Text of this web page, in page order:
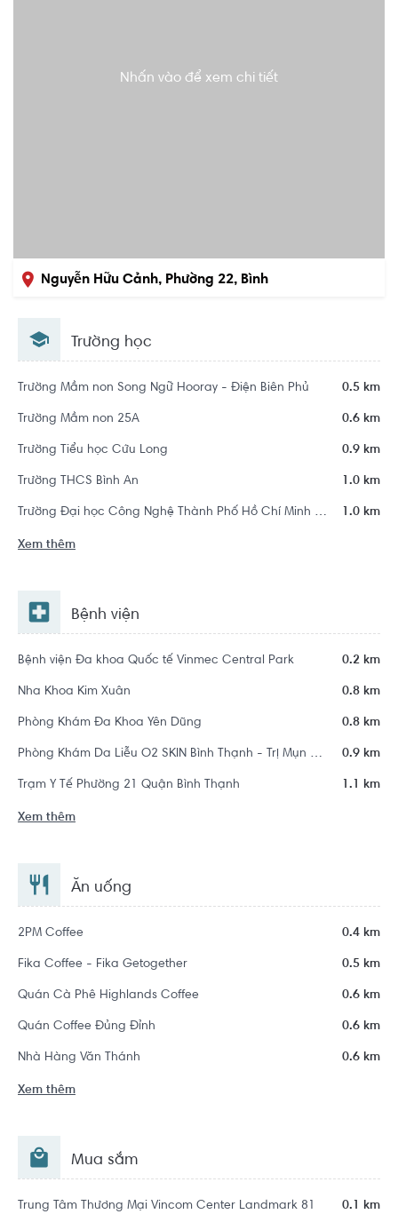
Nhấn vào để xem chi tiết
Nguyễn Hữu Cảnh, Phường 22, Bình
Trường học
Trường Mầm non Song Ngữ Hooray - Điện Biên Phủ 0.5 km
Trường Mầm non 25A 0.6 km
Trường Tiểu học Cửu Long 0.9 km
Trường THCS Bình An 1.0 km
Trường Đại học Công Nghệ Thành Phố Hồ Chí Minh - HUTECH 1.0 km
Xem thêm
Bệnh viện
Bệnh viện Đa khoa Quốc tế Vinmec Central Park 0.2 km
Nha Khoa Kim Xuân 0.8 km
Phòng Khám Đa Khoa Yên Dũng 0.8 km
Phòng Khám Da Liễu O2 SKIN Bình Thạnh - Trị Mụn Chuẩn Y Khoa 0.9 km
Trạm Y Tế Phường 21 Quận Bình Thạnh 1.1 km
Xem thêm
Ăn uống
2PM Coffee 0.4 km
Fika Coffee - Fika Getogether 0.5 km
Quán Cà Phê Highlands Coffee 0.6 km
Quán Coffee Đủng Đỉnh 0.6 km
Nhà Hàng Văn Thánh 0.6 km
Xem thêm
Mua sắm
Trung Tâm Thương Mại Vincom Center Landmark 81 0.1 km